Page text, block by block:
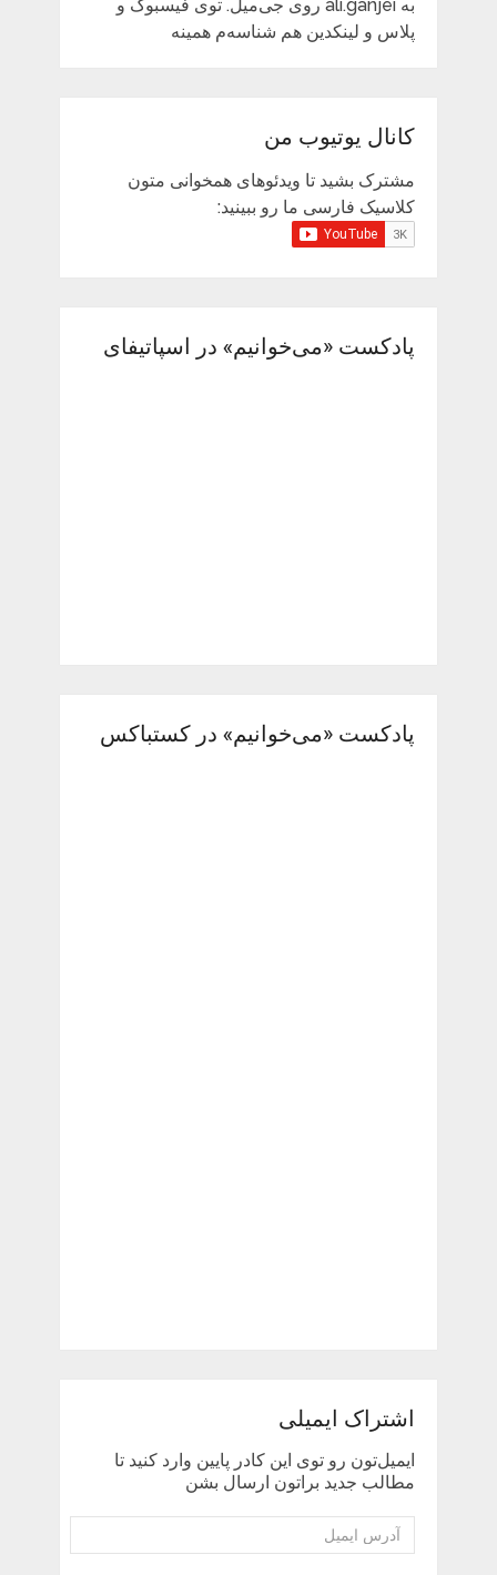
به ali.ganjei روی جی‌میل. توی فیسبوک و
پلاس و لینکدین هم شناسه‌م همینه
کانال یوتیوب من
مشترک بشید تا ویدئوهای همخوانی متون
کلاسیک فارسی ما رو ببینید:
پادکست «می‌خوانیم» در اسپاتیفای
پادکست «می‌خوانیم» در کستباکس
اشتراک ایمیلی
ایمیل‌تون رو توی این کادر پایین وارد کنید تا
مطالب جدید براتون ارسال بشن
آدرس
ایمیل